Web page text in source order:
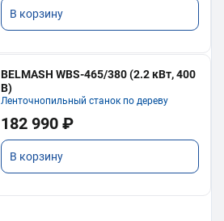
В корзину
BELMASH WBS-465/380 (2.2 кВт, 400
В)
Ленточнопильный станок по дереву
182 990 ₽
В корзину